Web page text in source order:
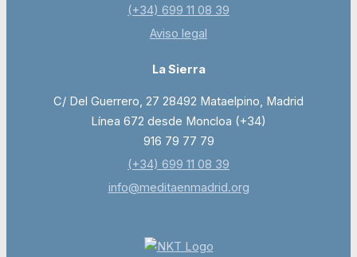
(+34) 699 11 08 39
Aviso legal
La Sierra
C/ Del Guerrero, 27 28492 Mataelpino, Madrid
Línea 672 desde Moncloa (+34)
916 79 77 79
(+34) 699 11 08 39
info@meditaenmadrid.org